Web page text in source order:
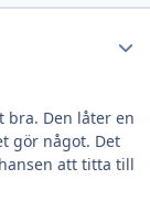
bra. Den låter en
gör något. Det
att titta till